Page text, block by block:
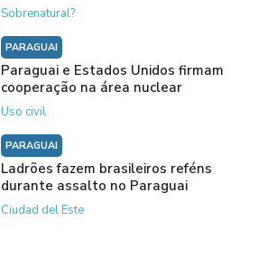
Sobrenatural?
PARAGUAI
Paraguai e Estados Unidos firmam
cooperação na área nuclear
Uso civil
PARAGUAI
Ladrões fazem brasileiros reféns
durante assalto no Paraguai
Ciudad del Este